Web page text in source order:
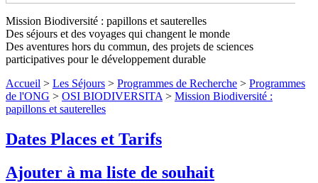
Mission Biodiversité : papillons et
sauterellesNiveaux 1 à 4
Partez à la découverte des petites bêtes en réalisant des
inventaires... comme des pros !↓ Lire le descriptif détaillé plus
bas ↓ Niveaux 1 à 4
Mission Biodiversité : papillons et sauterelles
Des séjours et des voyages qui changent le monde
Des aventures hors du commun, des projets de sciences
participatives pour le développement durable
Accueil > Les Séjours > Programmes de Recherche > Programmes
de l'ONG > OSI BIODIVERSITA > Mission Biodiversité :
papillons et sauterelles
Dates Places et Tarifs
Ajouter à ma liste de souhait